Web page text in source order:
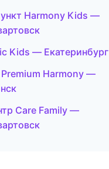
Harmony Kids —
Kids — Екатеринбург
Harmony —
Care Family —